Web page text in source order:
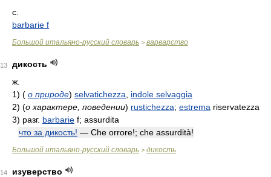
с.
barbarie f
Большой итальяно-русский словарь > варварство
13
дикость
ж.
1) ( о природе) selvatichezza
indole selvaggia
2) (о характере, поведении) rustichezza; estrema riservatezza
3) разг. barbarie f; assurdita
что за дикость! — Che orrore!; che assurdità!
Большой итальяно-русский словарь > дикость
14
изуверство